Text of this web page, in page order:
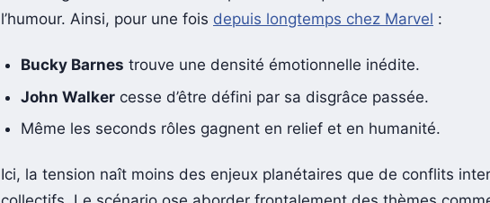
les dialogues ne se contentent plus de masquer les faiblesses
Ici, la tension naît moins des enjeux planétaires que de conflits